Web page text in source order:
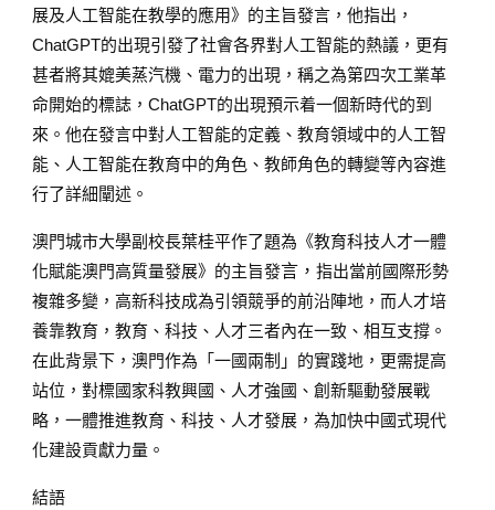
展及人工智能在教學的應用》的主旨發言，他指出，
ChatGPT的出現引發了社會各界對人工智能的熱議，更有
甚者將其媲美蒸汽機、電力的出現，稱之為第四次工業革
命開始的標誌，ChatGPT的出現預示着一個新時代的到
來。他在發言中對人工智能的定義、教育領域中的人工智
能、人工智能在教育中的角色、教師角色的轉變等內容進
行了詳細闡述。
澳門城市大學副校長葉桂平作了題為《教育科技人才一體
化賦能澳門高質量發展》的主旨發言，指出當前國際形勢
複雜多變，高新科技成為引領競爭的前沿陣地，而人才培
養靠教育，教育、科技、人才三者內在一致、相互支撐。
在此背景下，澳門作為「一國兩制」的實踐地，更需提高
站位，對標國家科教興國、人才強國、創新驅動發展戰
略，一體推進教育、科技、人才發展，為加快中國式現代
化建設貢獻力量。
結語